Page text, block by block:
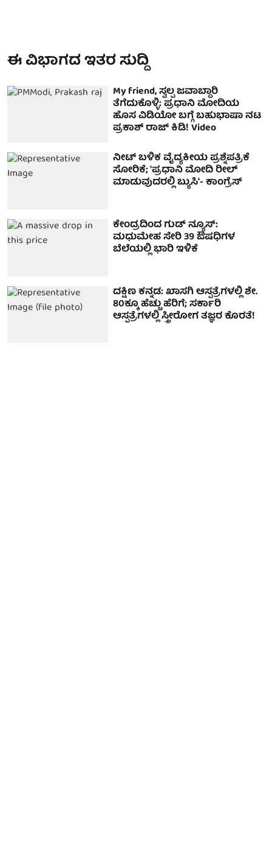
ಈ ವಿಭಾಗದ ಇತರ ಸುದ್ದಿ
My friend, ಸ್ವಲ್ಪ ಜವಾಬ್ದಾರಿ
ತೆಗೆದುಕೊಳ್ಳಿ: ಪ್ರಧಾನಿ ಮೋದಿಯ
ಹೊಸ ವಿಡಿಯೋ ಬಗ್ಗೆ ಬಹುಭಾಷಾ ನಟ
ಪ್ರಕಾಶ್ ರಾಜ್ ಕಿಡಿ! Video
ನೀಟ್ ಬಳಿಕ ವೈದ್ಯಕೀಯ ಪ್ರಶ್ನೆಪತ್ರಿಕೆ
ಸೋರಿಕೆ; 'ಪ್ರಧಾನಿ ಮೋದಿ ರೀಲ್
ಮಾಡುವುದರಲ್ಲಿ ಬ್ಯುಸಿ'- ಕಾಂಗ್ರೆಸ್
ಕೇಂದ್ರದಿಂದ ಗುಡ್ ನ್ಯೂಸ್:
ಮಧುಮೇಹ ಸೇರಿ 39 ಔಷಧಿಗಳ
ಬೆಲೆಯಲ್ಲಿ ಭಾರಿ ಇಳಿಕೆ
ದಕ್ಷಿಣ ಕನ್ನಡ: ಖಾಸಗಿ ಆಸ್ಪತ್ರೆಗಳಲ್ಲಿ ಶೇ.
80ಕ್ಕೂ ಹೆಚ್ಚು ಹೆರಿಗೆ; ಸರ್ಕಾರಿ
ಆಸ್ಪತ್ರೆಗಳಲ್ಲಿ ಸ್ತ್ರೀರೋಗ ತಜ್ಞರ ಕೊರತೆ!